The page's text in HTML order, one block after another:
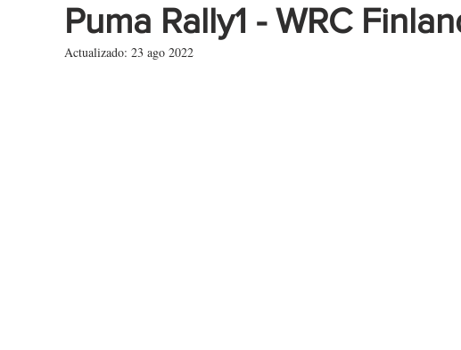
Puma Rally1 - WRC
Actualizado: 23 ago 2022